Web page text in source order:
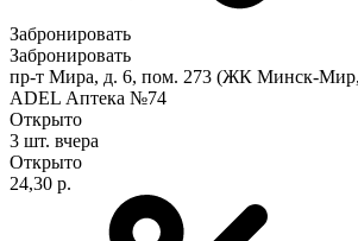
Забронировать
Забронировать
пр-т Мира, д. 6, пом. 273 (ЖК Минск-
ADEL Аптека №74
Открыто
3 шт. вчера
Открыто
24,30 р.